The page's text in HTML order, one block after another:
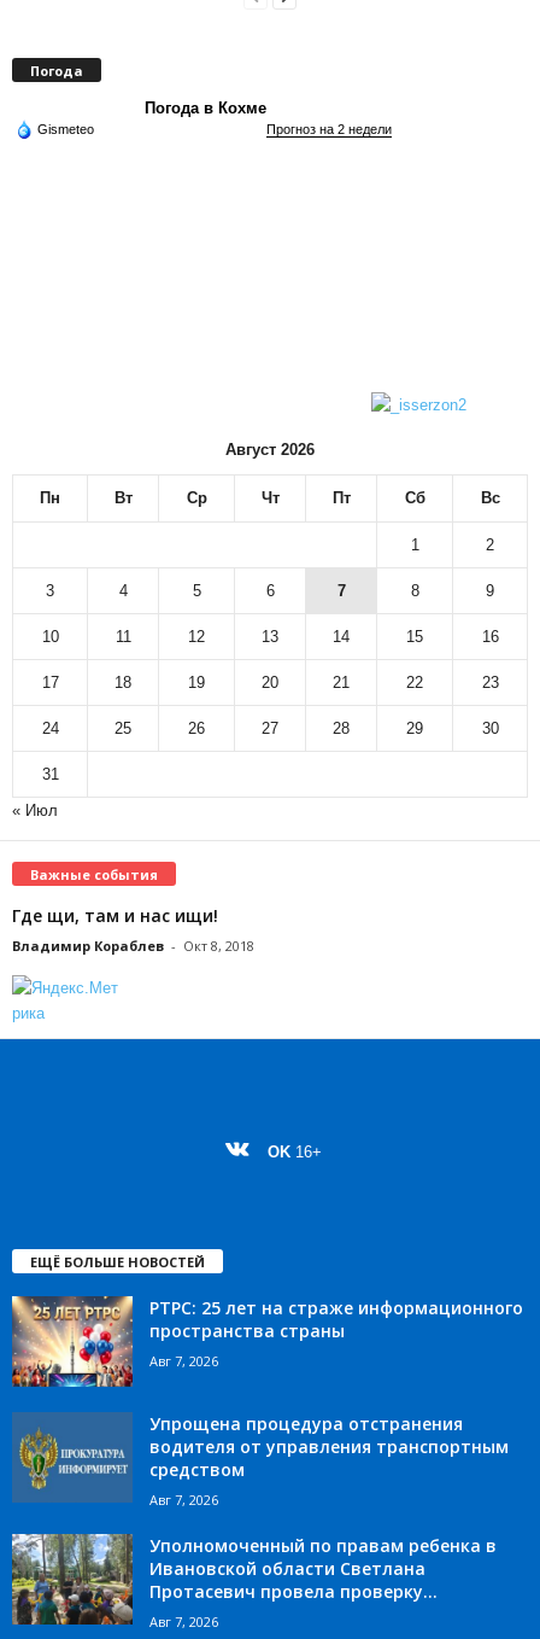
Погода
Погода в Кохме
Gismeteo Прогноз на 2 недели
Август 2026
Пн Вт Ср Чт Пт Сб Вс
1 2
3 4 5 6 7 8 9
10 11 12 13 14 15 16
17 18 19 20 21 22 23
24 25 26 27 28 29 30
31
« Июл
Важные события
Где щи, там и нас ищи!
Владимир Кораблев - Окт 8, 2018
OK 16+
ЕЩЁ БОЛЬШЕ НОВОСТЕЙ
РТРС: 25 лет на страже информационного
пространства страны
Авг 7, 2026
Упрощена процедура отстранения
водителя от управления транспортным
средством
Авг 7, 2026
Уполномоченный по правам ребенка в
Ивановской области Светлана
Протасевич провела проверку...
Авг 7, 2026